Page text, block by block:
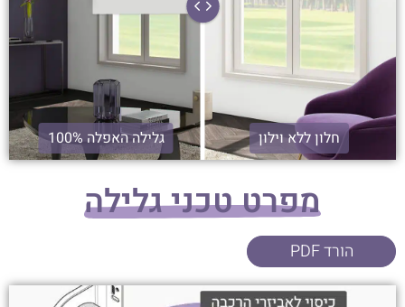
גלילה האפלה 100% חלון ללא וילון
מפרט טכני גלילה
הורד PDF